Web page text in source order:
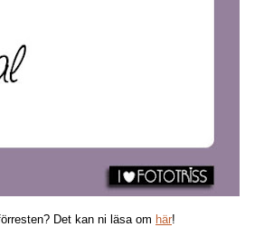
Det kan ni läsa om här!